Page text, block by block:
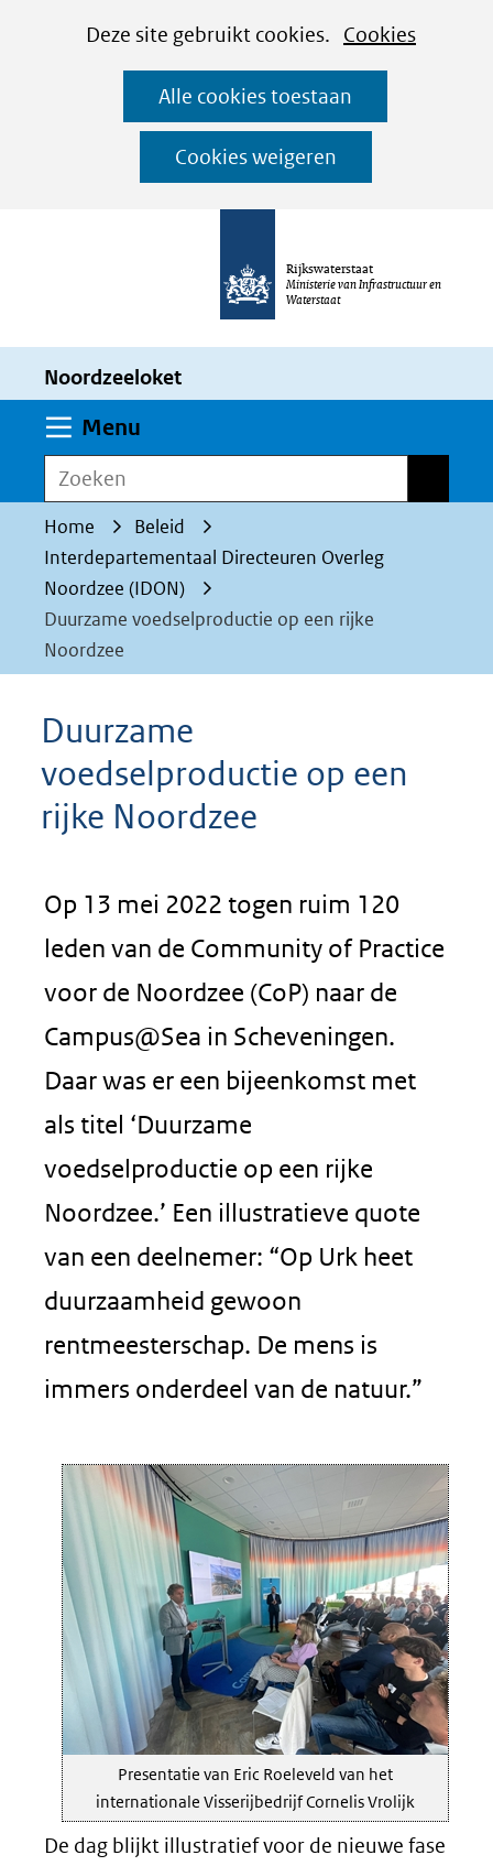
CookiesDeze site gebruikt cookies. Cookies
worden
toegestaan
geweigerd.
Alle cookies toestaan
Cookies weigeren
Ga
naar
de
inhoud
Rijkswaterstaat
Ministerie van Infrastructuur en
Waterstaat
Noordzeeloket
Menu
Zoeken
Home
Beleid
Interdepartementaal Directeuren Overleg
Noordzee (IDON)
Duurzame voedselproductie op een rijke
Noordzee
Duurzame
voedselproductie op een
rijke Noordzee
Op 13 mei 2022 togen ruim 120
leden van de Community of Practice
voor de Noordzee (CoP) naar de
Campus@Sea in Scheveningen.
Daar was er een bijeenkomst met
als titel ‘Duurzame
voedselproductie op een rijke
Noordzee.’ Een illustratieve quote
van een deelnemer: “Op Urk heet
duurzaamheid gewoon
rentmeesterschap. De mens is
immers onderdeel van de natuur.”
Presentatie van Eric Roeleveld van het
internationale Visserijbedrijf Cornelis Vrolijk
De dag blijkt illustratief voor de nieuwe fase